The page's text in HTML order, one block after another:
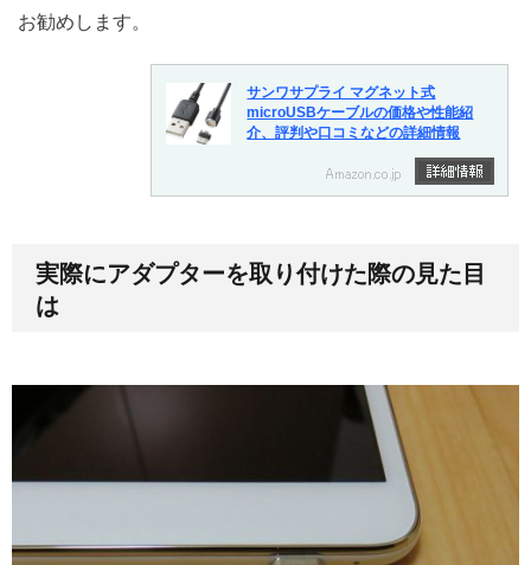
お勧めします。
サンワサプライ マグネット式
microUSBケーブルの価格や性能紹
介、評判や口コミなどの詳細情報
実際にアダプターを取り付けた際の見た目
は